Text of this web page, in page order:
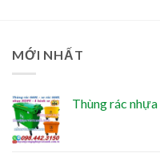
MỚI NHẤT
Thùng rác